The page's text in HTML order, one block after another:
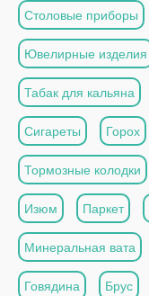
Столовые приборы
Ювелирные изделия
Табак для кальяна
Сигареты Горох
Тормозные колодки
Изюм Паркет
Минеральная вата
Говядина Брус